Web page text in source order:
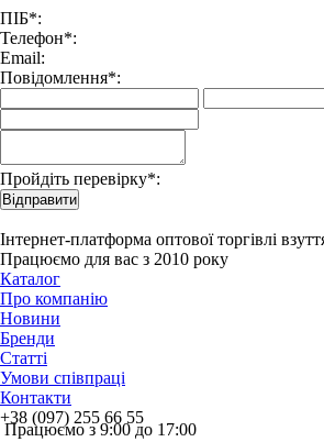
ПІБ*:
Телефон*:
Email:
Повідомлення*:
Пройдіть перевірку*:
Відправити
Інтернет-платформа оптової торгівлі
Працюємо для вас з 2010 року
Каталог
Про компанію
Новини
Бренди
Статті
Умови співпраці
Контакти
+38 (097) 255 66 55
Працюємо з 9:00 до 17:00